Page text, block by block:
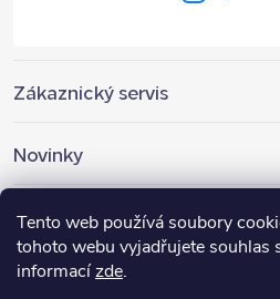
Tento web používá soubory
tohoto webu vyjadřujete souhlas
informacízde.
Zákaznický servis
Novinky
Nákupní košík